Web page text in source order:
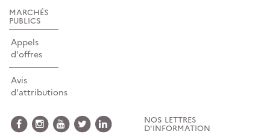
MARCHÉS
PUBLICS
Appels
d'offres
Avis
d'attributions
NOS LETTRES
D'INFORMATION